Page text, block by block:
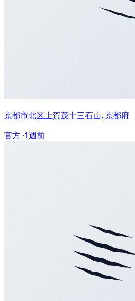
京都市北区上賀茂十三石山, 京都府
官方 ·1週前